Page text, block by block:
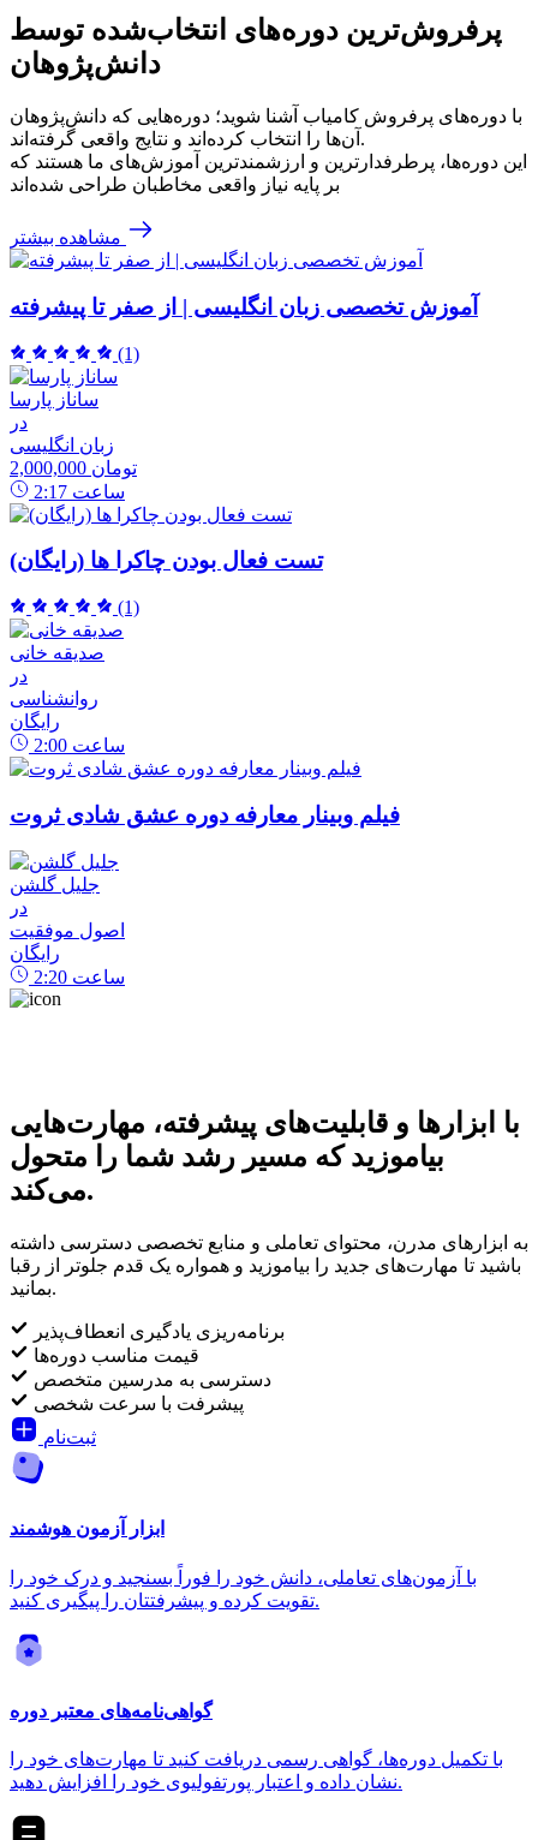
پرفروش‌ترین‌ دوره‌های انتخاب‌شده توسط
دانش‌پژوهان
با دوره‌های پرفروش کامیاب آشنا شوید؛ دوره‌هایی که دانش‌پژوهان
آن‌ها را انتخاب کرده‌اند و نتایج واقعی گرفته‌اند.
این دوره‌ها، پرطرفدارترین و ارزشمندترین آموزش‌های ما هستند که
بر پایه نیاز واقعی مخاطبان طراحی شده‌اند
مشاهده بیشتر
آموزش تخصصی زبان انگلیسی | از صفر تا پیشرفته
(1)
ساناز پارسا
در
زبان انگلیسی
2,000,000 تومان
2:17 ساعت
تست فعال بودن چاکرا ها (رایگان)
(1)
صدیقه خانی
در
روانشناسی
رایگان
2:00 ساعت
فیلم وبینار معارفه دوره عشق شادی ثروت
جلیل گلشن
در
اصول موفقیت
رایگان
2:20 ساعت
با ابزارها و قابلیت‌های پیشرفته، مهارت‌هایی
بیاموزید که مسیر رشد شما را متحول
می‌کند.
به ابزارهای مدرن، محتوای تعاملی و منابع تخصصی دسترسی داشته
باشید تا مهارت‌های جدید را بیاموزید و همواره یک قدم جلوتر از رقبا
بمانید.
برنامه‌ریزی یادگیری انعطاف‌پذیر
قیمت مناسب دوره‌ها
دسترسی به مدرسین متخصص
پیشرفت با سرعت شخصی
ثبت‌نام
ابزار آزمون هوشمند
با آزمون‌های تعاملی، دانش خود را فوراً بسنجید و درک خود را
تقویت کرده و پیشرفتتان را پیگیری کنید.
گواهی‌نامه‌های معتبر دوره
با تکمیل دوره‌ها، گواهی رسمی دریافت کنید تا مهارت‌های خود را
نشان داده و اعتبار پورتفولیوی خود را افزایش دهید.